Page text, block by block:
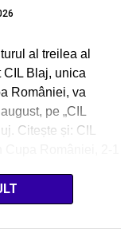
al treilea al
Blaj, unica
României, va
pe „CIL
Citește și: CIL